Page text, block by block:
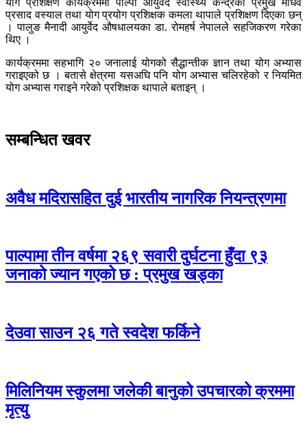
प्रसाद वस्याल तथा योग प्रयोग प्रशिक्षक कमला थापाले प्रशिक्षण दिएका छन्
। पालुङ मैनादी आयुर्वेद औषधालयका डा. रोमहर्ष नेपालले सहजिकरण गरेका
थिए ।
कार्यक्रममा सहभागि २० जनालाई योगको सैद्धान्तीक ज्ञान तथा योग अभ्यास
गराइएको छ । बतासे क्षेत्रमा यसअघि पनि योग अभ्यास चलिरहेको र नियमित
योग अभ्यास गराइने गरेको प्रशिक्षक थापाले बताइन् ।
सम्बन्धित खवर
अवैध मदिरासहित दुई भारतीय नागरिक नियन्त्रणमा
पाल्पामा तीन वर्षमा २६९ सवारी दुर्घटना हुँदा ९३
जनाको ज्यान गएको छ : प्रमुख खड्का
देउवा साउन २६ गते स्वदेश फर्किने
मिलिनियम स्कुलमा जलेकी बानुको उपचारको क्रममा
मृत्यु